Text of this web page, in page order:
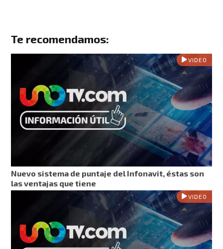
Te recomendamos:
VIDEO
Nuevo sistema de puntaje del Infonavit, éstas son
las ventajas que tiene
VIDEO